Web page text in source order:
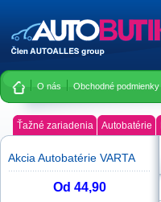
O nás Obchodné podmienky
Ťažné zariadenia Autobatérie
Akcia Autobatérie VARTA
Od 44,90